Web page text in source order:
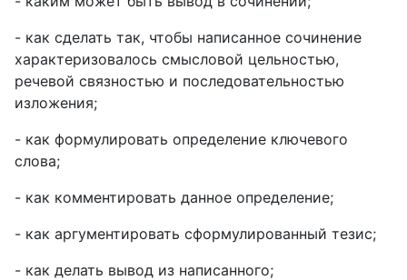
- как сделать так, чтобы написанное сочинение
характеризовалось смысловой цельностью,
речевой связностью и последовательностью
изложения;
- как формулировать определение ключевого
слова;
- как комментировать данное определение;
- как аргументировать сформулированный тезис;
- как делать вывод из написанного;